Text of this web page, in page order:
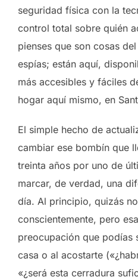
seguridad física con la
control total sobre quién
pienses que son cosas
espías; están aquí,
más accesibles y fáciles
hogar aquí mismo, en
El simple hecho de
cambiar ese bombín que
treinta años por uno de
marcar, de verdad, una
día. Al principio, quizás
conscientemente, pero
preocupación que podías
casa o al acostarte
«¿será esta cerradura